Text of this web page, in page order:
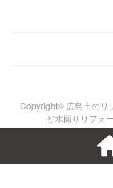
Copyright© 広島市のリ
ど水回りリフォ